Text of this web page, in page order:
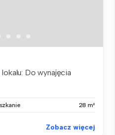
Do wynajęcia
28 m²
Zobacz więcej